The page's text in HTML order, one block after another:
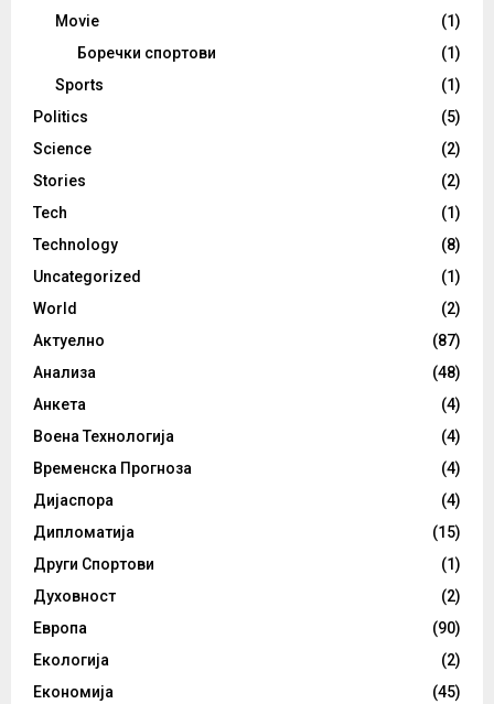
Movie
(1)
Боречки спортови
(1)
Sports
(1)
Politics
(5)
Science
(2)
Stories
(2)
Tech
(1)
Technology
(8)
Uncategorized
(1)
World
(2)
Актуелно
(87)
Анализа
(48)
Анкета
(4)
Воена Технологија
(4)
Временска Прогноза
(4)
Дијаспора
(4)
Дипломатија
(15)
Други Спортови
(1)
Духовност
(2)
Европа
(90)
Екологија
(2)
Економија
(45)